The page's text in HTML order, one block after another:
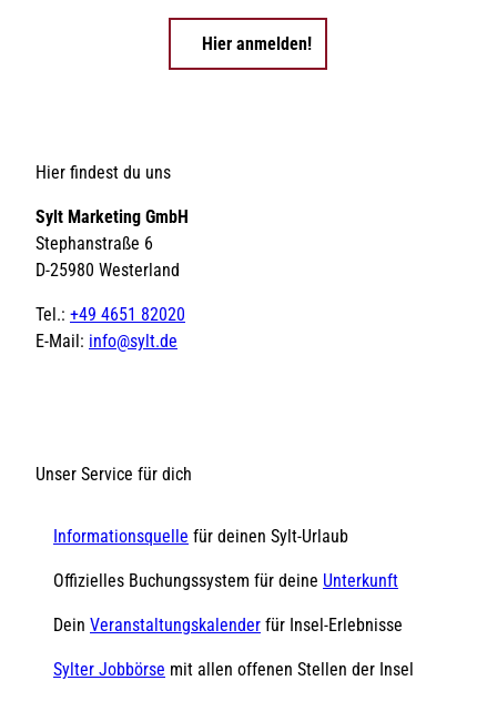
Hier anmelden!
Hier findest du uns
Sylt Marketing GmbH
Stephanstraße 6
D-25980 Westerland
Tel.: +49 4651 82020
E-Mail: info@sylt.de
Unser Service für dich
Informationsquelle für deinen Sylt-Urlaub
Offizielles Buchungssystem für deine Unterkunft
Dein Veranstaltungskalender für Insel-Erlebnisse
Sylter Jobbörse mit allen offenen Stellen der Insel